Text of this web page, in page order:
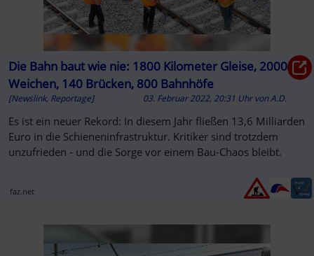
Die Bahn baut wie nie: 1800 Kilometer Gleise, 2000
Weichen, 140 Brücken, 800 Bahnhöfe
[Newslink, Reportage] 03. Februar 2022, 20:31 Uhr vonA.D.
Es ist ein neuer Rekord: In diesem Jahr fließen 13,6 Milliarden
Euro in die Schieneninfrastruktur. Kritiker sind trotzdem
unzufrieden - und die Sorge vor einem Bau-Chaos bleibt.
faz.net